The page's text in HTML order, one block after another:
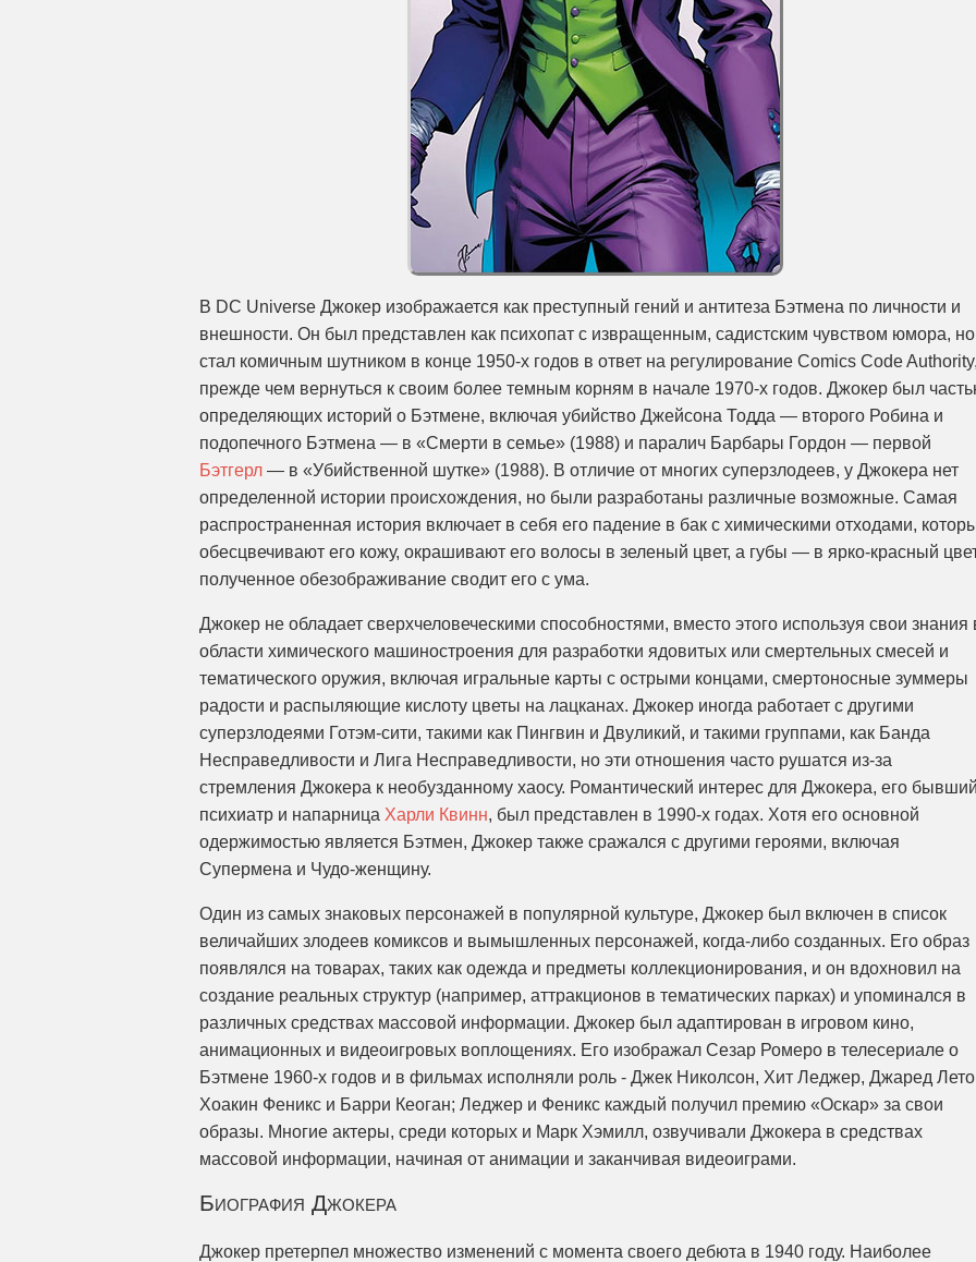
В DC ​​Universe Джокер изображается как преступный гений и антитеза Бэтмена по личности и
внешности. Он был представлен как психопат с извращенным, садистским чувством юмора, но
стал комичным шутником в конце 1950-х годов в ответ на регулирование Comics Code
прежде чем вернуться к своим более темным корням в начале 1970-х годов. Джокер был
определяющих историй о Бэтмене, включая убийство Джейсона Тодда — второго Робина и
подопечного Бэтмена — в «Смерти в семье» (1988) и паралич Барбары Гордон — первой
Бэтгерл — в «Убийственной шутке» (1988). В отличие от многих суперзлодеев, у Джокера нет
определенной истории происхождения, но были разработаны различные возможные. Самая
распространенная история включает в себя его падение в бак с химическими отходами,
обесцвечивают его кожу, окрашивают его волосы в зеленый цвет, а губы — в ярко-красный
полученное обезображивание сводит его с ума.
Джокер не обладает сверхчеловеческими способностями, вместо этого используя свои знания
области химического машиностроения для разработки ядовитых или смертельных смесей и
тематического оружия, включая игральные карты с острыми концами, смертоносные зуммеры
радости и распыляющие кислоту цветы на лацканах. Джокер иногда работает с другими
суперзлодеями Готэм-сити, такими как Пингвин и Двуликий, и такими группами, как Банда
Несправедливости и Лига Несправедливости, но эти отношения часто рушатся из-за
стремления Джокера к необузданному хаосу. Романтический интерес для Джокера, его
психиатр и напарница Харли Квинн, был представлен в 1990-х годах. Хотя его основной
одержимостью является Бэтмен, Джокер также сражался с другими героями, включая
Супермена и Чудо-женщину.
Один из самых знаковых персонажей в популярной культуре, Джокер был включен в список
величайших злодеев комиксов и вымышленных персонажей, когда-либо созданных. Его образ
появлялся на товарах, таких как одежда и предметы коллекционирования, и он вдохновил на
создание реальных структур (например, аттракционов в тематических парках) и упоминался в
различных средствах массовой информации. Джокер был адаптирован в игровом кино,
анимационных и видеоигровых воплощениях. Его изображал Сезар Ромеро в телесериале о
Бэтмене 1960-х годов и в фильмах исполняли роль - Джек Николсон, Хит Леджер, Джаред
Хоакин Феникс и Барри Кеоган; Леджер и Феникс каждый получил премию «Оскар» за свои
образы. Многие актеры, среди которых и Марк Хэмилл, озвучивали Джокера в средствах
массовой информации, начиная от анимации и заканчивая видеоиграми.
Биография Джокера
Джокер претерпел множество изменений с момента своего дебюта в 1940 году. Наиболее